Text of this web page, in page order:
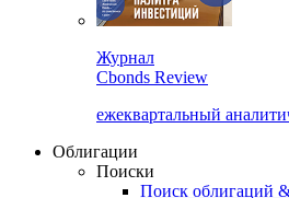
Журнал
Cbonds Review
ежеквартальный
Облигации
Поиски
Поиск облигаций